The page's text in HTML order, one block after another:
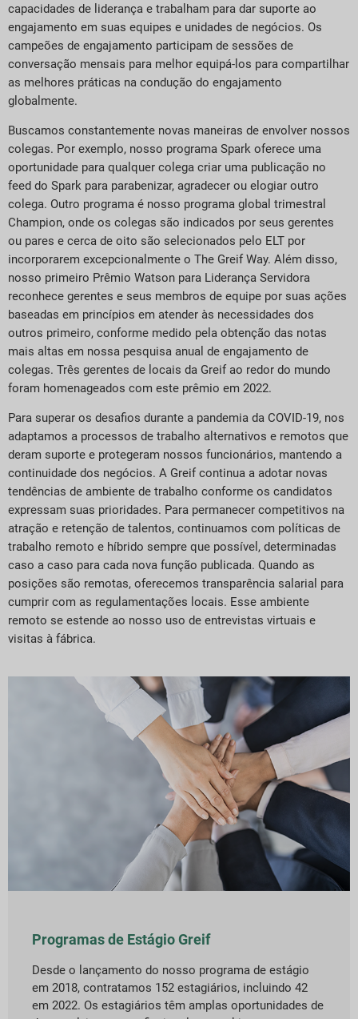
capacidades de liderança e trabalham para dar suporte ao
engajamento em suas equipes e unidades de negócios. Os
campeões de engajamento participam de sessões de
conversação mensais para melhor equipá-los para compartilhar
as melhores práticas na condução do engajamento
globalmente.
Buscamos constantemente novas maneiras de envolver nossos
colegas. Por exemplo, nosso programa Spark oferece uma
oportunidade para qualquer colega criar uma publicação no
feed do Spark para parabenizar, agradecer ou elogiar outro
colega. Outro programa é nosso programa global trimestral
Champion, onde os colegas são indicados por seus gerentes
ou pares e cerca de oito são selecionados pelo ELT por
incorporarem excepcionalmente o The Greif Way. Além disso,
nosso primeiro Prêmio Watson para Liderança Servidora
reconhece gerentes e seus membros de equipe por suas ações
baseadas em princípios em atender às necessidades dos
outros primeiro, conforme medido pela obtenção das notas
mais altas em nossa pesquisa anual de engajamento de
colegas. Três gerentes de locais da Greif ao redor do mundo
foram homenageados com este prêmio em 2022.
Para superar os desafios durante a pandemia da COVID-19, nos
adaptamos a processos de trabalho alternativos e remotos que
deram suporte e protegeram nossos funcionários, mantendo a
continuidade dos negócios. A Greif continua a adotar novas
tendências de ambiente de trabalho conforme os candidatos
expressam suas prioridades. Para permanecer competitivos na
atração e retenção de talentos, continuamos com políticas de
trabalho remoto e híbrido sempre que possível, determinadas
caso a caso para cada nova função publicada. Quando as
posições são remotas, oferecemos transparência salarial para
cumprir com as regulamentações locais. Esse ambiente
remoto se estende ao nosso uso de entrevistas virtuais e
visitas à fábrica.
Programas de Estágio Greif
Desde o lançamento do nosso programa de estágio
em 2018, contratamos 152 estagiários, incluindo 42
em 2022. Os estagiários têm amplas oportunidades de